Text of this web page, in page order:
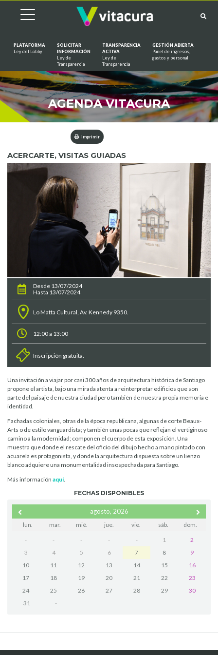
PLATAFORMA
Ley del Lobby
SOLICITAR
INFORMACIÓN
Ley de
Transparencia
TRANSPARENCIA
ACTIVA
Ley de
Transparencia
GESTIÓN ABIERTA
Panel de ingresos,
gastos y personal
AGENDA VITACURA
Imprimir
ACERCARTE, VISITAS GUIADAS
Desde 13/07/2024
Hasta 13/07/2024
Lo Matta Cultural, Av. Kennedy 9350.
12:00 a 13:00
Inscripción gratuita.
Una invitación a viajar por casi 300 años de arquitectura histórica de Santiago
propone el artista, bajo una mirada atenta a reinterpretar edificios que son
parte del paisaje de nuestra ciudad pero también de nuestra propia memoria e
identidad.
Fachadas coloniales, otras de la época republicana, algunas de corte Beaux-
Arts o de estilo vanguardista; y también unas pocas que reflejan el vertiginoso
camino a la modernidad; componen el cuerpo de esta exposición. Una
muestra que donde el rescate del oficio del dibujo hecho a mano pintado con
acuarela es protagonista, y donde la arquitectura dispuesta sobre un lienzo
blanco adquiere una monumentalidad insospechada para Santiago.
Más información aquí.
FECHAS DISPONIBLES
agosto, 2026
lun. mar. mié. jue. vie. sáb. dom.
- - - - - 1
2
3
4 5 6 7 8
9
10
11 12 13 14 15
16
17
18 19 20 21 22
23
24
25 26 27 28 29
30
31
-